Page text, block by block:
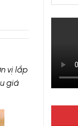
vị lắp
giá